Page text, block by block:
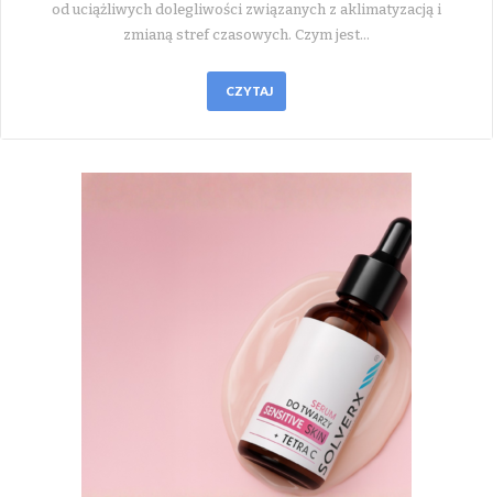
od uciążliwych dolegliwości związanych z aklimatyzacją i
zmianą stref czasowych. Czym jest…
CZYTAJ